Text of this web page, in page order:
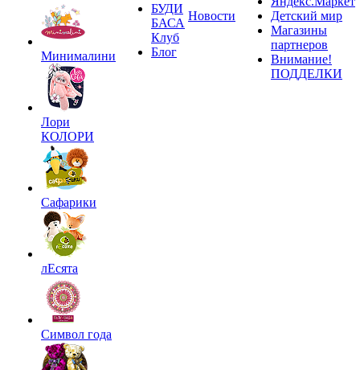
Минималини
Лори
КОЛОРИ
Сафарики
лЕсята
Символ года
БУДИ
БАСА
Клуб
Блог
Новости
Детский мир
Магазины
партнеров
Внимание!
ПОДДЕЛКИ